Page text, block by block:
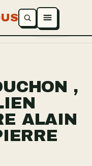
Ouvrir le menu
,
ALAIN